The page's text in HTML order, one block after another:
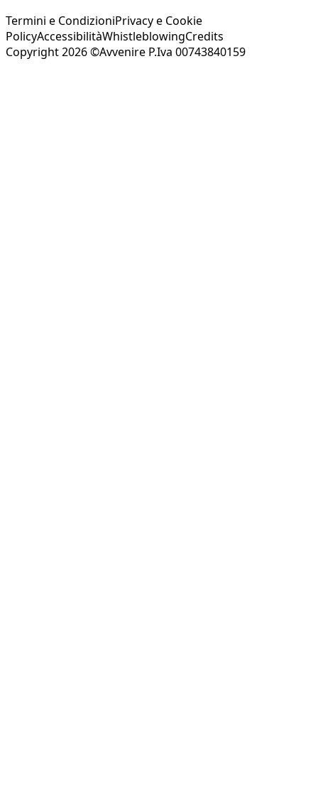
Termini e CondizioniPrivacy e Cookie
PolicyAccessibilitàWhistleblowingCredits
Copyright 2026 ©Avvenire P.Iva 00743840159